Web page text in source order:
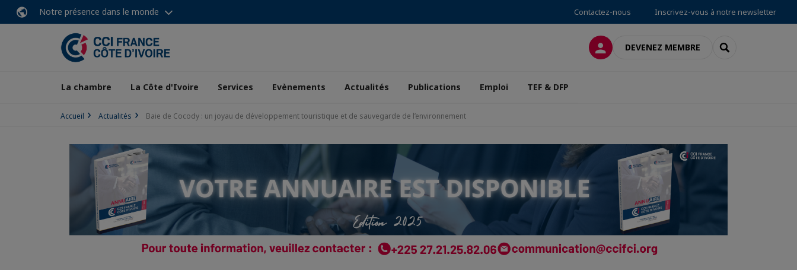
Notre présence dans le monde Contactez-nous Inscrivez-vous à notre newsletter
CONNEXIONDEVENEZ MEMBRE RECHERCHER
La chambre La Côte d'Ivoire Services Evènements Actualités Publications Emploi TEF & DFP
Accueil Actualités Baie de Cocody : un joyau de développement touristique et de sauvegarde de l’environnement